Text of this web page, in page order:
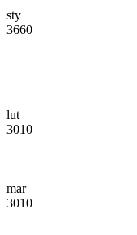
sty
3660
lut
3010
mar
3010